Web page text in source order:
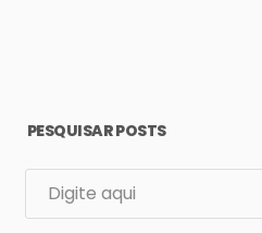
PESQUISAR POSTS